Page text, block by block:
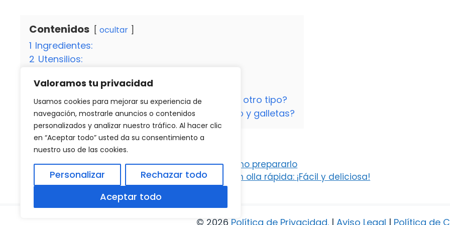
Valoramos tu privacidad
Usamos cookies para mejorar su experiencia de
navegación, mostrarle anuncios o contenidos
personalizados y analizar nuestro tráfico. Al hacer clic
en “Aceptar todo” usted da su consentimiento a
nuestro uso de las cookies.
Personalizar
Rechazar todo
Aceptar todo
Contenidos ocultar
1 Ingredientes:
2 Utensilios:
4 ¡Disfruta y Comparte!
4.1 ¿Puedo sustituir las galletas de vainilla por otro tipo?
4.2 ¿Cuánto tiempo duran las bolitas de coco y galletas?
Categorías
Recetas
Descubre qué parte es el morro de cerdo y cómo prepararlo
Receta de menestra de verduras congelada en olla rápida: ¡Fácil y deliciosa!
© 2026 Política de Privacidad.| Aviso Legal | Política de